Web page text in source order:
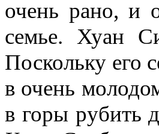
очень рано, и
семье. Хуан
Поскольку его
в очень
в горы рубить